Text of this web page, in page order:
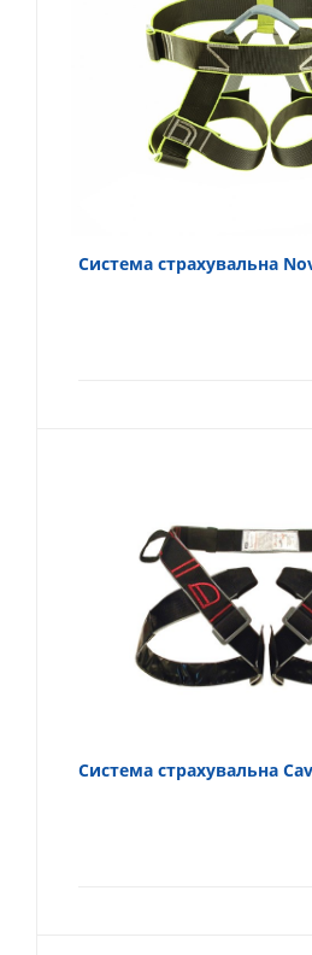
Система страхувальна
Система страхувальна